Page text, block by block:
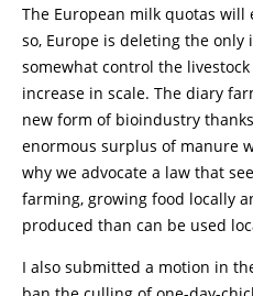
The European milk quotas will
so, Europe is deleting the
somewhat control the
increase in scale. The diary
new form of bioindustry
enormous surplus of manure
why we advocate a law that
farming, growing food locally
produced than can be used
I also submitted a motion in